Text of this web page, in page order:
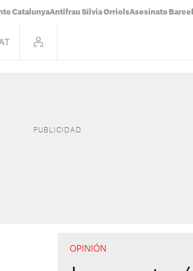
CatalunyaAntifrau Sílvia OrriolsAsesinato
OPINIÓN